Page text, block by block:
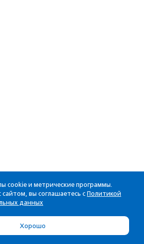
cookie и метрические программы.
вы соглашаетесь с Политикой
данных
Хорошо